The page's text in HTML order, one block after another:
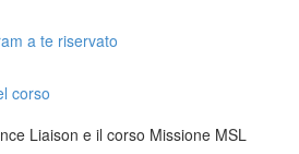
a te riservato
corso
Liaison e il corso Missione MSL